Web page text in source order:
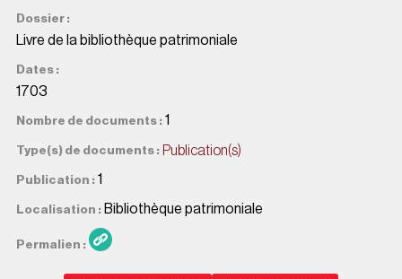
Dossier
Livre de la bibliothèque patrimoniale
Dates
1703
Nombre de documents 1
Type(s) de documents Publication(s)
Publication 1
Localisation Bibliothèque patrimoniale
Permalien